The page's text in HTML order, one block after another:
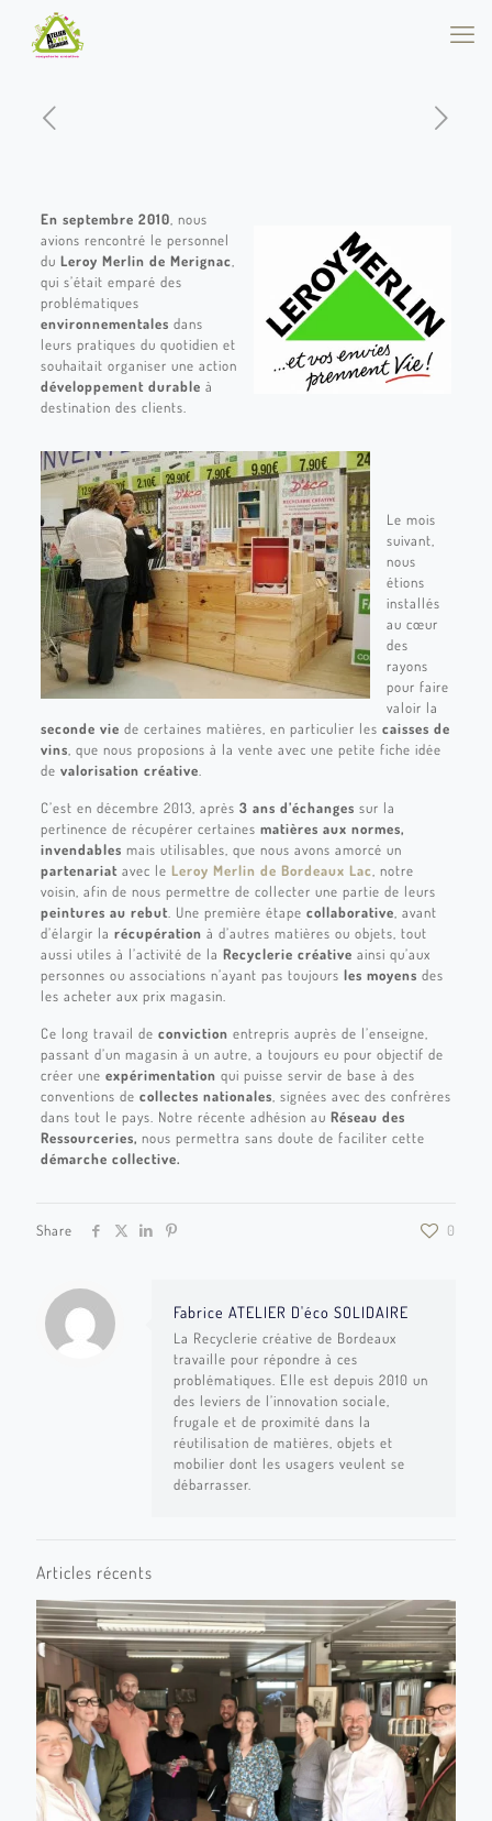
En septembre 2010 , nous
avions rencontré le personnel
du Leroy Merlin de Merignac
qui s’était emparé des
problématiques
environnementales dans
leurs pratiques du quotidien et
souhaitait organiser une action
développement durable à
destination des clients.
Le mois
suivant,
nous
étions
installés
au cœur
des
rayons
pour faire
valoir la
seconde vie de certaines matières, en particulier les caisses de
vins , que nous proposions à la vente avec une petite fiche idée
de valorisation créative
C’est en décembre 2013, après 3 ans d’échanges sur la
pertinence de récupérer certaines matières aux normes,
invendables mais utilisables, que nous avons amorcé un
partenariatavec le Leroy Merlin de Bordeaux Lac , notre
voisin, afin de nous permettre de collecter une partie de leurs
peintures au rebut. Une première étape collaborative , avant
d’élargir la récupération à d’autres matières ou objets, tout
aussi utiles à l’activité de la Recyclerie créative ainsi qu’aux
personnes ou associations n’ayant pas toujours les moyens des
les acheter aux prix magasin.
Ce long travail de conviction entrepris auprès de l’enseigne,
passant d’un magasin à un autre, a toujours eu pour objectif de
créer une expérimentation qui puisse servir de base à des
conventions de collectes nationales , signées avec des confrères
dans tout le pays. Notre récente adhésion au Réseau des
Ressourceries, nous permettra sans doute de faciliter cette
démarche collective.
Share 0
Fabrice ATELIER D'éco SOLIDAIRE
La Recyclerie créative de Bordeaux
travaille pour répondre à ces
problématiques. Elle est depuis 2010 un
des leviers de l’innovation sociale,
frugale et de proximité dans la
réutilisation de matières, objets et
mobilier dont les usagers veulent se
débarrasser.
Articles récents